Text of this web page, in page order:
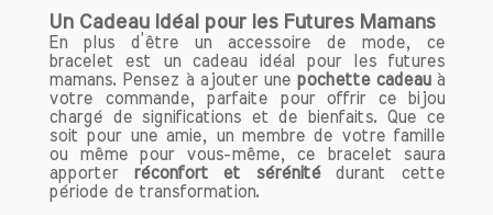
embrasser le changement.
6. Soutien à la Santé Féminine
Un aspect souvent méconnu de la Pierre
de Lune est son rôle dans le soutien à la
santé féminine. Elle est particulièrement
bénéfique pour les femmes, car elle les
accompagne tout au long des
Un Cadeau Idéal pour les Futures Mamans
En plus d’être un accessoire de mode, ce
bracelet est un cadeau idéal pour les futures
mamans. Pensez à ajouter une pochette cadeauà
votre commande, parfaite pour offrir ce bijou
chargé de significations et de bienfaits. Que ce
soit pour une amie, un membre de votre famille
ou même pour vous-même, ce bracelet saura
apporter réconfort et sérénitédurant cette
période de transformation.